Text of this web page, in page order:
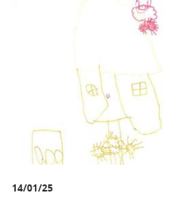
14/01/25